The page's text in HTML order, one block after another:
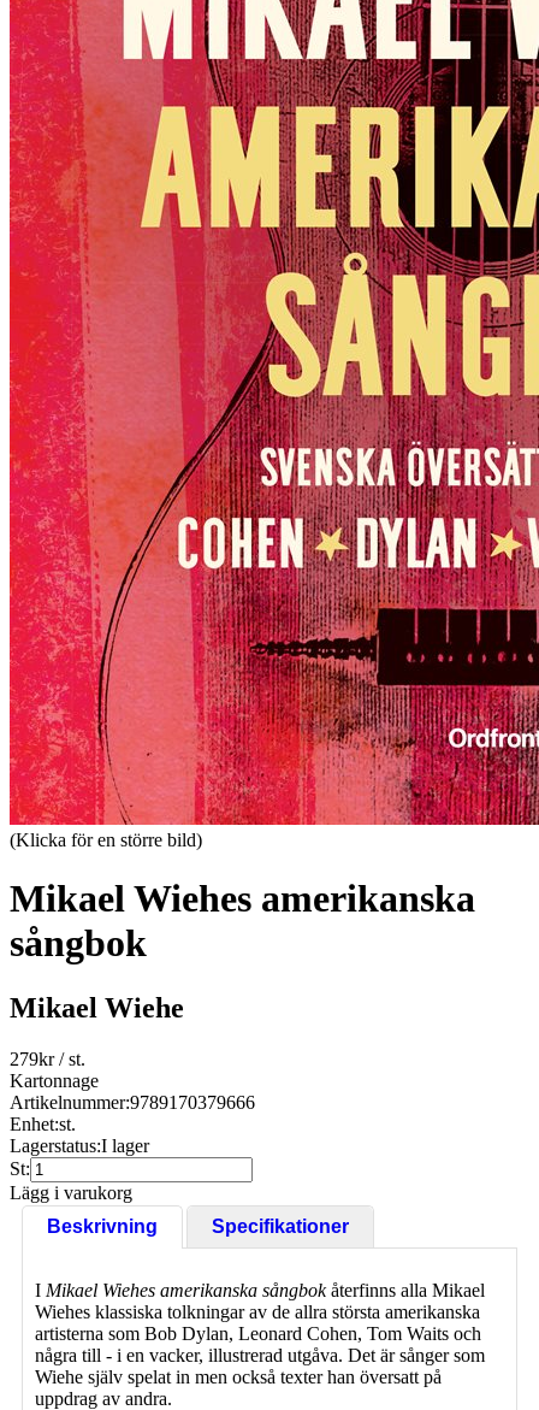
(Klicka för en större bild)
Mikael Wiehes amerikanska
sångbok
Mikael Wiehe
279kr/ st.
Kartonnage
Artikelnummer:9789170379666
Enhet:st.
Lagerstatus:I lager
St:
Lägg i varukorg
Beskrivning
Specifikationer
I Mikael Wiehes amerikanska sångbokåterfinns alla Mikael
Wiehes klassiska tolkningar av de allra största amerikanska
artisterna som Bob Dylan, Leonard Cohen, Tom Waits och
några till - i en vacker, illustrerad utgåva. Det är sånger som
Wiehe själv spelat in men också texter han översatt på
uppdrag av andra.